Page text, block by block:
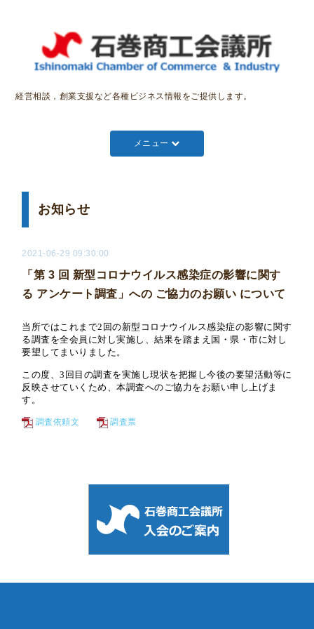
経営相談，創業支援など各種ビジネス情報をご提供します。
メニュー
お知らせ
2021-06-29 09:30:00
「第 3 回 新型コロナウイルス感染症の影響に関す
る アンケート調査」への ご協力のお願い について
当所ではこれまで2 回の新型コロナウイルス感染症の影響に関す
る調査を全会員に対し実施し、結果を踏まえ国・県・市に対し
要望してまいりました。
この度、3 回目の調査を実施し現状を把握し今後の要望活動等に
反映させていくため、本調査へのご協力をお願い申し上げま
す。
調査依頼文 調査票